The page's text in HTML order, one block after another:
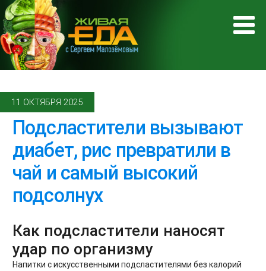
11 ОКТЯБРЯ 2025
Подсластители вызывают
диабет, рис превратили в
чай и самый высокий
подсолнух
Как подсластители наносят
удар по организму
Напитки с искусственными подсластителями без калорий